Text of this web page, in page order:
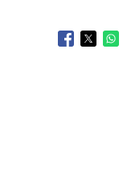
Opens in